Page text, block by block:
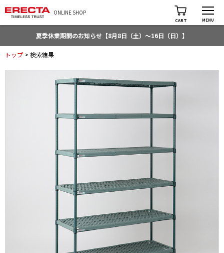
ONLINE SHOP
CART MENU
夏季休業期間のお知らせ【8月8日（土）～16日（日）】
トップ > 検索結果